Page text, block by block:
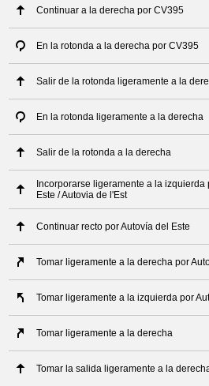
Continuar a la derecha por CV395
En la rotonda a la derecha por CV395
Salir de la rotonda ligeramente a la
En la rotonda ligeramente a la derecha
Salir de la rotonda a la derecha
Incorporarse ligeramente a la izquierda
Este / Autovia de l'Est
Continuar recto por Autovía del Este
Tomar ligeramente a la derecha por
Tomar ligeramente a la izquierda por
Tomar ligeramente a la derecha
Tomar la salida ligeramente a la